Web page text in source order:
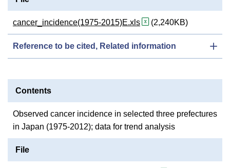
cancer_incidence(1975-2015)E.xls (2,240KB)
Reference to be cited, Related information
Contents
Observed cancer incidence in selected three prefectures
in Japan (1975-2012); data for trend analysis
File